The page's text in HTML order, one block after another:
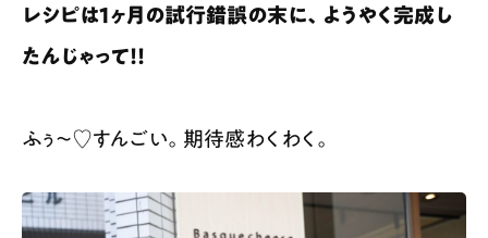
レシピは1ヶ月の試行錯誤の末に、ようやく完成し
たんじゃって！！
ふぅ〜♡すんごい。期待感わくわく。